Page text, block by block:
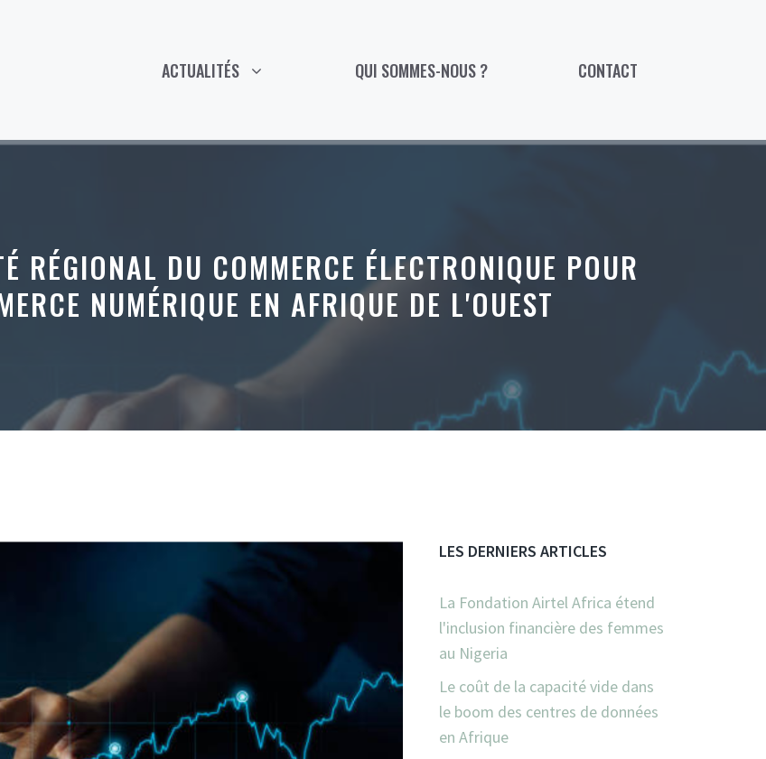
ACTUALITÉS QUI SOMMES-NOUS ? CONTACT
RÉGIONAL DU COMMERCE ÉLECTRONIQUE POUR
NUMÉRIQUE EN AFRIQUE DE L'OUEST
LES DERNIERS ARTICLES
La Fondation Airtel Africa étend
l'inclusion financière des femmes
au Nigeria
Le coût de la capacité vide dans
le boom des centres de données
en Afrique